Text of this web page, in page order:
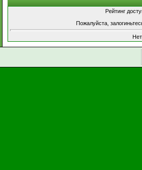
Рейтинг
Пожалуйста,